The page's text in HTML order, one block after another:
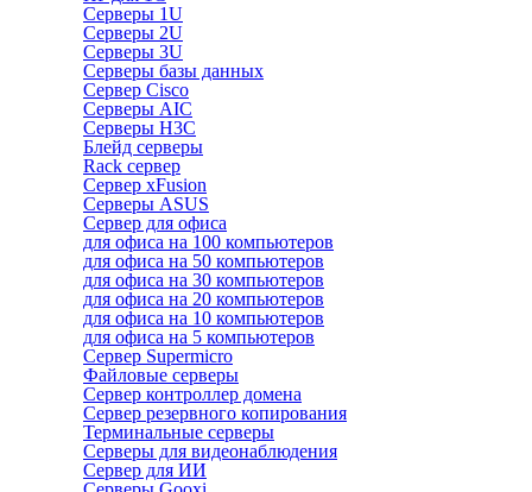
Серверы 1U
Серверы 2U
Серверы 3U
Серверы базы данных
Сервер Cisco
Серверы AIC
Серверы H3C
Блейд серверы
Rack сервер
Сервер xFusion
Серверы ASUS
Сервер для офиса
для офиса на 100 компьютеров
для офиса на 50 компьютеров
для офиса на 30 компьютеров
для офиса на 20 компьютеров
для офиса на 10 компьютеров
для офиса на 5 компьютеров
Сервер Supermicro
Файловые серверы
Сервер контроллер домена
Сервер резервного копирования
Терминальные серверы
Серверы для видеонаблюдения
Сервер для ИИ